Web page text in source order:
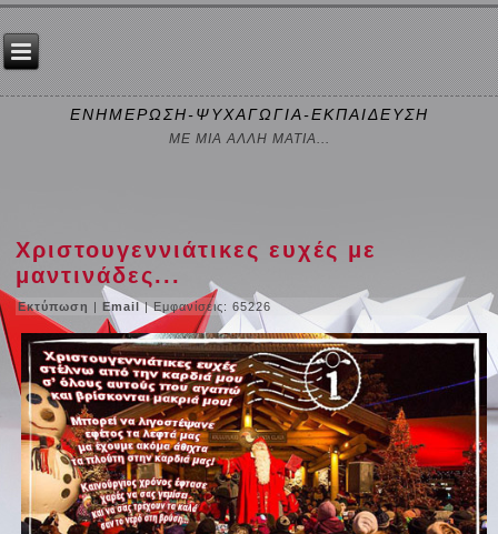
ΕΝΗΜΕΡΩΣΗ-ΨΥΧΑΓΩΓΙΑ-ΕΚΠΑΙΔΕΥΣΗ
ΜΕ ΜΙΑ ΑΛΛΗ ΜΑΤΙΑ...
Χριστουγεννιάτικες ευχές με
μαντινάδες...
Εκτύπωση |Email| Εμφανίσεις: 65226